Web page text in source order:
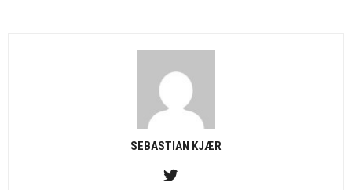
SEBASTIAN KJÆR